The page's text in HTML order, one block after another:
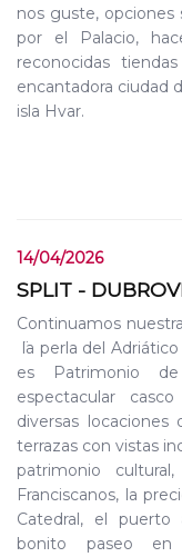
nos guste, opciones
por el Palacio,
reconocidas
encantadora ciudad
isla Hvar.
14/04/2026
SPLIT -
Continuamos
̈la perla del
es Patrimonio
espectacular
diversas
terrazas con vistas
patrimonio
Franciscanos, la
Catedral, el
bonito paseo